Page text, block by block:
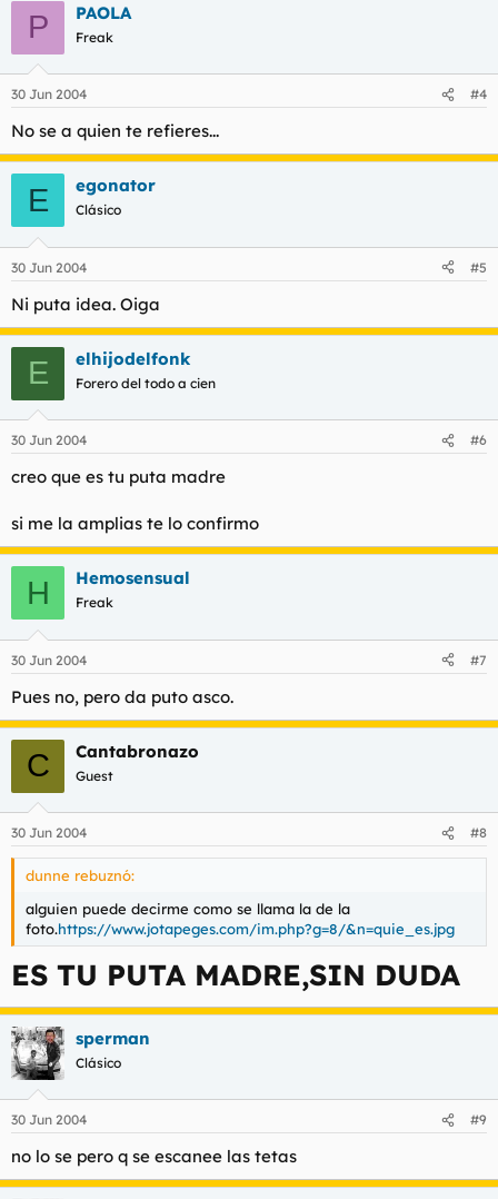
P PAOLA
Freak
30 Jun 2004 #4
No se a quien te refieres...
E egonator
Clásico
30 Jun 2004 #5
Ni puta idea. Oiga
E elhijodelfonk
Forero del todo a cien
30 Jun 2004 #6
creo que es tu puta madre
si me la amplias te lo confirmo
H Hemosensual
Freak
30 Jun 2004 #7
Pues no, pero da puto asco.
C Cantabronazo
Guest
30 Jun 2004 #8
dunne rebuznó:
alguien puede decirme como se llama la de la
foto.https://www.jotapeges.com/im.php?g=8/&n=quie_es.jpg
ES TU PUTA MADRE,SIN DUDA
sperman
Clásico
30 Jun 2004 #9
no lo se pero q se escanee las tetas